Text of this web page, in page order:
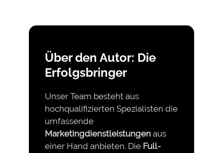
Über den Autor: Die
Erfolgsbringer
Unser Team besteht aus
hochqualifizierten Spezialisten die
umfassende
Marketingdienstleistungenaus
einer Hand anbieten. Die Full-